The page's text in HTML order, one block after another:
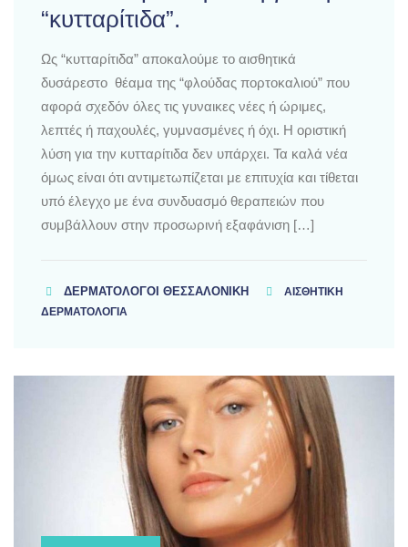
“κυτταρίτιδα”.
Ως “κυτταρίτιδα” αποκαλούμε το αισθητικά
δυσάρεστο θέαμα της “φλούδας πορτοκαλιού” που
αφορά σχεδόν όλες τις γυναικες νέες ή ώριμες,
λεπτές ή παχουλές, γυμνασμένες ή όχι. Η οριστική
λύση για την κυτταρίτιδα δεν υπάρχει. Τα καλά νέα
όμως είναι ότι αντιμετωπίζεται με επιτυχία και τίθεται
υπό έλεγχο με ένα συνδυασμό θεραπειών που
συμβάλλουν στην προσωρινή εξαφάνιση […]
ΔΕΡΜΑΤΟΛΌΓΟΙ ΘΕΣΣΑΛΟΝΊΚΗ
ΑΙΣΘΗΤΙΚΗ
ΔΕΡΜΑΤΟΛΟΓΙΑ